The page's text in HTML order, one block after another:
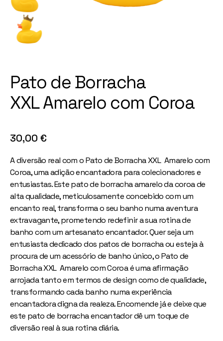
Pato de Borracha
XXL Amarelo com Coroa
30,00 €
A diversão real com o Pato de Borracha XXL Amarelo com
Coroa, uma adição encantadora para colecionadores e
entusiastas. Este pato de borracha amarelo da coroa de
alta qualidade, meticulosamente concebido com um
encanto real, transforma o seu banho numa aventura
extravagante, prometendo redefinir a sua rotina de
banho com um artesanato encantador. Quer seja um
entusiasta dedicado dos patos de borracha ou esteja à
procura de um acessório de banho único, o Pato de
Borracha XXL Amarelo com Coroa é uma afirmação
arrojada tanto em termos de design como de qualidade,
transformando cada banho numa experiência
encantadora digna da realeza. Encomende já e deixe que
este pato de borracha encantador dê um toque de
diversão real à sua rotina diária.